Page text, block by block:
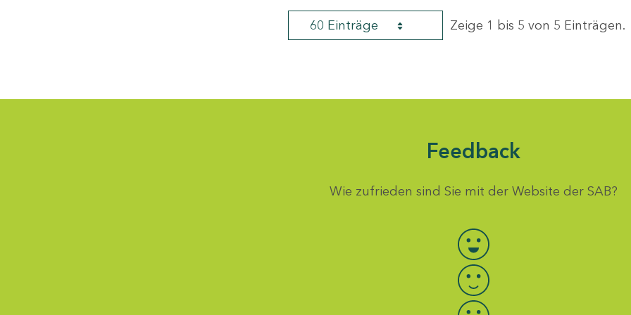
60 Einträge Zeige 1 bis 5 von 5 Einträgen.
Feedback
Wie zufrieden sind Sie mit der Website der SAB?
Bewertung auswählen